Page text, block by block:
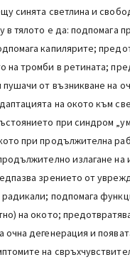
синята светлина и
в тялото е да: подпомага
капилярите;
на тромби в ретината;
от възникване на
на окото към
при синдром
при продължителна
излагане на
зрението от
подпомага
на окото;
очна дегенерация и
на